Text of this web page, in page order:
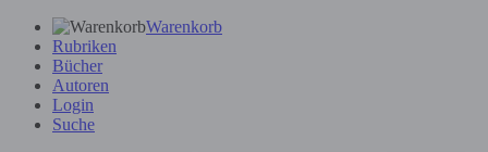
Warenkorb
Rubriken
Bücher
Autoren
Login
Suche